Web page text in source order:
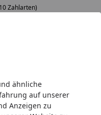
ähnliche
auf unserer
Anzeigen zu
& individuelle Angebote
Merchandise & Lifestyle
&